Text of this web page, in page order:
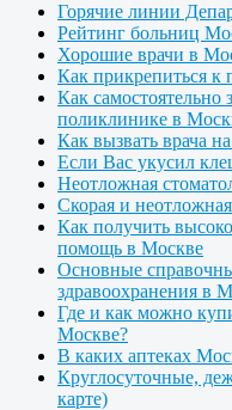
Горячие линии
Рейтинг больниц
Хорошие врачи в
Как прикрепиться
Как самостоятельно
поликлинике в
Как вызвать врача
Если Вас укусил
Неотложная
Скорая и
Как получить
помощь в Москве
Основные
здравоохранения в
Где и как можно
Москве?
В каких аптеках
Круглосуточные,
карте)